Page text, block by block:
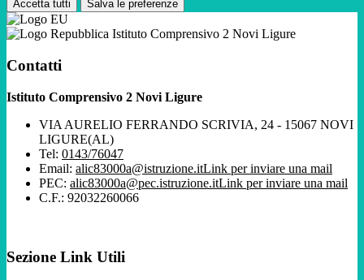
Accetta tutti Salva le preferenze
Istituto Comprensivo 2 Novi Ligure
Contatti
Istituto Comprensivo 2 Novi Ligure
VIA AURELIO FERRANDO SCRIVIA, 24 - 15067 NOVI
LIGURE(AL)
Tel: 0143/76047
Email: alic83000a@istruzione.itLink per inviare una mail
PEC: alic83000a@pec.istruzione.itLink per inviare una mail
C.F.: 92032260066
Sezione Link Utili